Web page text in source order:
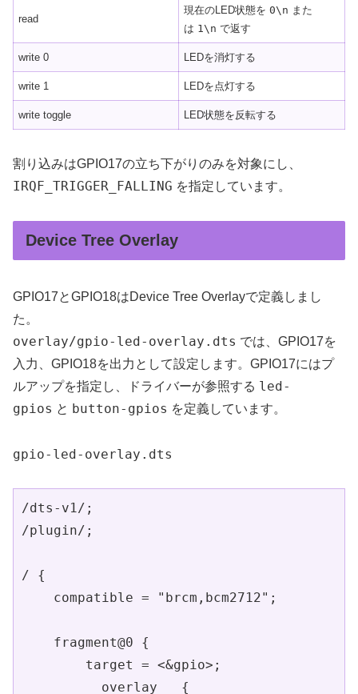
read
現在のLED状態を0\n また
は 1\n で返す
write 0 LEDを消灯する
write 1 LEDを点灯する
write toggle LED状態を反転する
割り込みはGPIO17の立ち下がりのみを対象にし、
IRQF_TRIGGER_FALLING を指定しています。
Device Tree Overlay
GPIO17とGPIO18はDevice Tree Overlayで定義しまし
た。
overlay/gpio-led-overlay.dts では、GPIO17を
入力、GPIO18を出力として設定します。GPIO17にはプ
ルアップを指定し、ドライバーが参照する led-
gpios と button-gpios を定義しています。
gpio-led-overlay.dts
/dts-v1/;
/plugin/;
/ {
    compatible = "brcm,bcm2712";
    fragment@0 {
        target = <&gpio>;
        __overlay__ {